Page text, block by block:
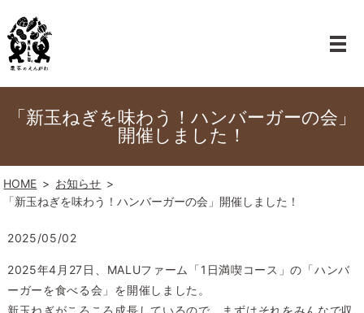
「新玉ねぎを味わう！ハンバーガーの会」
開催しました！
HOME
お知らせ
「新玉ねぎを味わう！ハンバーガーの会」開催しました！
2025/05/02
2025年4月27日、MALUファーム「1日満喫コース」の「ハンバ
ーガーを食べる会」を開催しました。
新玉ねぎがころころ成長しているので、まずはそれをみんなで収